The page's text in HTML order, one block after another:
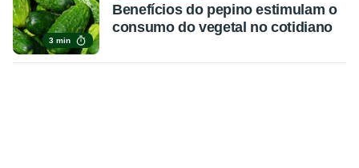
3 min
Benefícios do pepino estimulam o
consumo do vegetal no cotidiano